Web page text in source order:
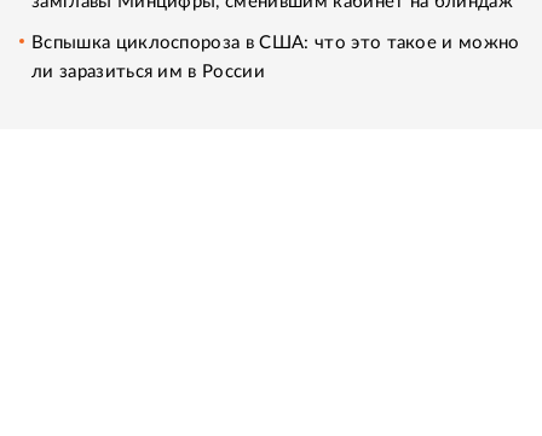
Вспышка циклоспороза в США: что это такое и можно
ли заразиться им в России